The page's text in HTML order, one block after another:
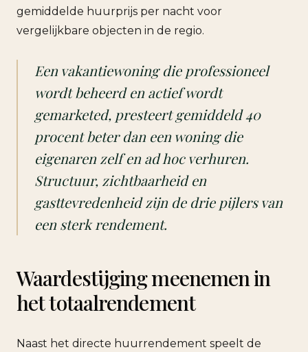
gemiddelde huurprijs per nacht voor
vergelijkbare objecten in de regio.
Een vakantiewoning die professioneel
wordt beheerd en actief wordt
gemarketed, presteert gemiddeld 40
procent beter dan een woning die
eigenaren zelf en ad hoc verhuren.
Structuur, zichtbaarheid en
gasttevredenheid zijn de drie pijlers van
een sterk rendement.
Waardestijging meenemen in
het totaalrendement
Naast het directe huurrendement speelt de